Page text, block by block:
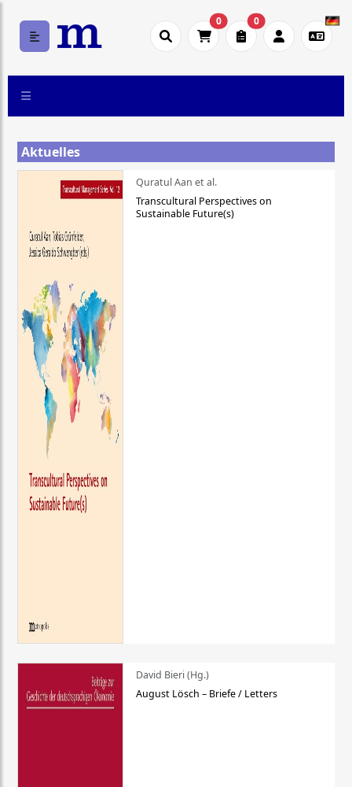
0 0
Aktuelles
Quratul Aan et al.
Transcultural Perspectives on
Sustainable Future(s)
David Bieri (Hg.)
August Lösch – Briefe / Letters